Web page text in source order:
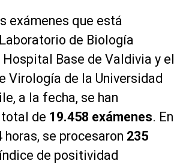
exámenes que está
de Biología
Base de Valdivia y el
Virología de la Universidad
a la fecha, se han
de 19.458 exámenes. En
se procesaron 235
de positividad